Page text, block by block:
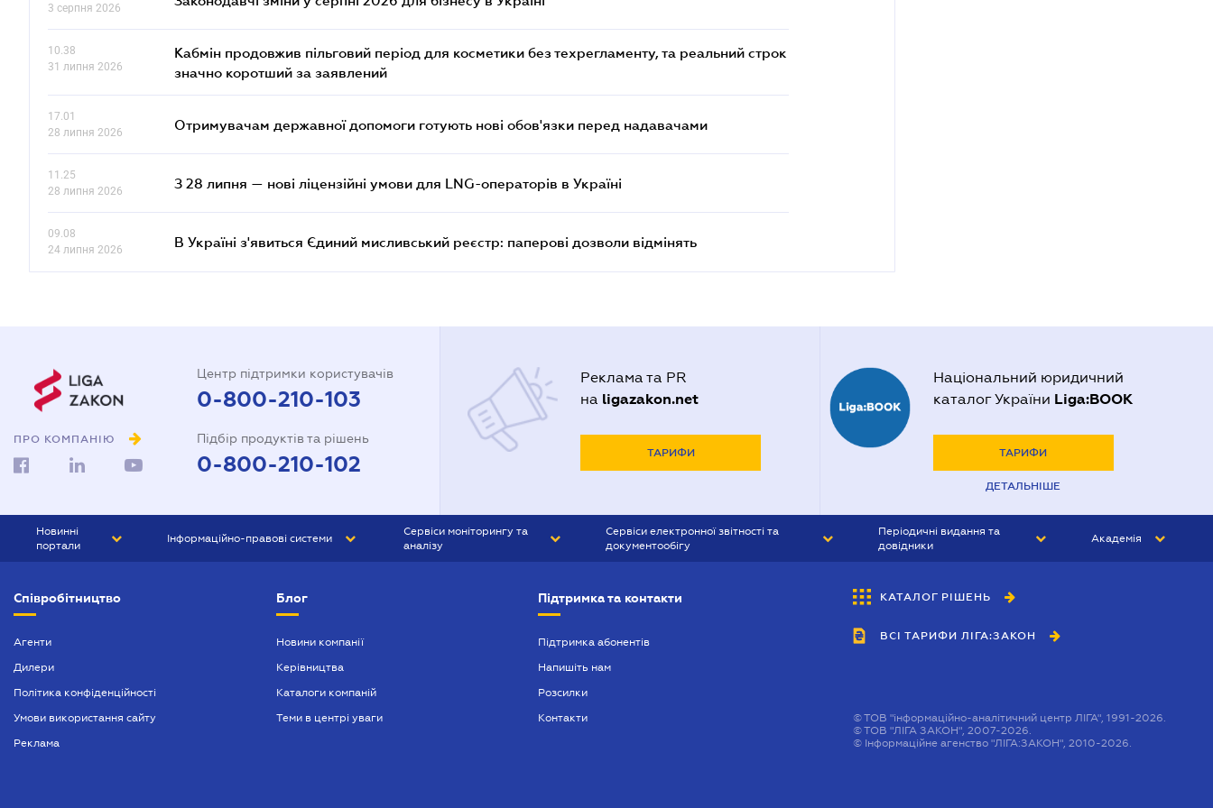
3 серпня 2026
10.38
31 липня 2026
Кабмін продовжив пільговий період для косметики без техрегламенту, та реальний строк
значно коротший за заявлений
17.01
28 липня 2026
Отримувачам державної допомоги готують нові обов'язки перед надавачами
11.25
28 липня 2026
З 28 липня — нові ліцензійні умови для LNG-операторів в Україні
09.08
24 липня 2026
В Україні з'явиться Єдиний мисливський реєстр: паперові дозволи відмінять
ПРО КОМПАНІЮ
Центр підтримки користувачів
0-800-210-103
Підбір продуктів та рішень
0-800-210-102
Реклама та PR
на ligazakon.net
ТАРИФИ
Національний юридичний
каталог України Liga:BOOK
ТАРИФИ
ДЕТАЛЬНІШЕ
Новинні
портали
БІЗНЕС
Інформаційно-правові системи
БУХГАЛТЕР ПРОФ
Сервіси моніторингу та
аналізу
Сервіси електронної звітності та
документообігу
Періодичні видання та
довідники
БУХГАЛТЕР&ЗАКОН
ВІСНИК МСФЗ
Академія
Співробітництво
Агенти
Дилери
Політика конфіденційності
Умови використання сайту
Реклама
Блог
Новини компанії
Керівництва
Каталоги компаній
Теми в центрі уваги
Підтримка та контакти
Підтримка абонентів
Напишіть нам
Розсилки
Контакти
КАТАЛОГ РІШЕНЬ
ВСІ ТАРИФИ ЛІГА:ЗАКОН
©ТОВ "інформаційно-аналітичний центр ЛІГА", 1991-2026.
©ТОВ "ЛІГА ЗАКОН", 2007-2026.
© Інформаційне агенство "ЛІГА:ЗАКОН", 2010-2026.